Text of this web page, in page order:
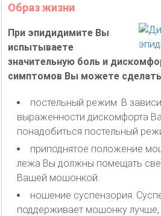
Образ жизни
При эпидидимите Вы
испытываете
значительную боль и
симптомов Вы можете
постельный режим. В
выраженности дискомфорта
понадобиться постельный
приподнятое положение
лежа Вы должны помещать
Вашей мошонкой.
ношение суспензория.
поддерживает мошонку